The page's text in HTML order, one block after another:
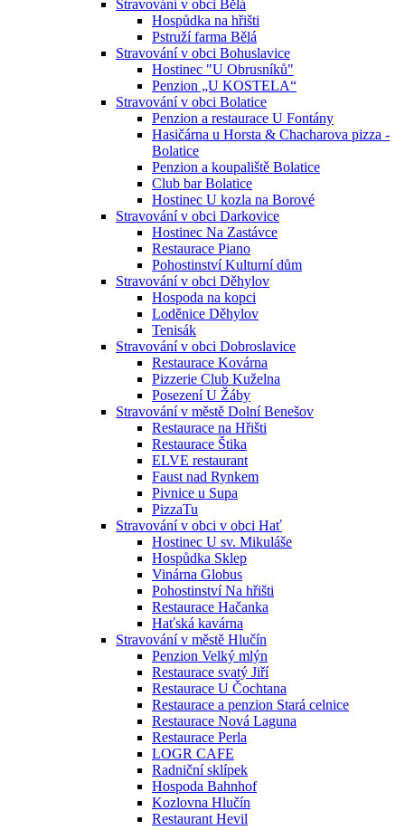
Stravování v obci Bělá
Hospůdka na hřišti
Pstruží farma Bělá
Stravování v obci Bohuslavice
Hostinec "U Obrusníků"
Penzion „U KOSTELA“
Stravování v obci Bolatice
Penzion a restaurace U Fontány
Hasičárna u Horsta & Chacharova pizza -
Bolatice
Penzion a koupaliště Bolatice
Club bar Bolatice
Hostinec U kozla na Borové
Stravování v obci Darkovice
Hostinec Na Zastávce
Restaurace Piano
Pohostinství Kulturní dům
Stravování v obci Děhylov
Hospoda na kopci
Loděnice Děhylov
Tenisák
Stravování v obci Dobroslavice
Restaurace Kovárna
Pizzerie Club Kuželna
Posezení U Žáby
Stravování v městě Dolní Benešov
Restaurace na Hřišti
Restaurace Štika
ELVE restaurant
Faust nad Rynkem
Pivnice u Supa
PizzaTu
Stravování v obci v obci Hať
Hostinec U sv. Mikuláše
Hospůdka Sklep
Vinárna Globus
Pohostinství Na hřišti
Restaurace Hačanka
Haťská kavárna
Stravování v městě Hlučín
Penzion Velký mlýn
Restaurace svatý Jiří
Restaurace U Čochtana
Restaurace a penzion Stará celnice
Restaurace Nová Laguna
Restaurace Perla
LOGR CAFE
Radniční sklípek
Hospoda Bahnhof
Kozlovna Hlučín
Restaurant Hevil